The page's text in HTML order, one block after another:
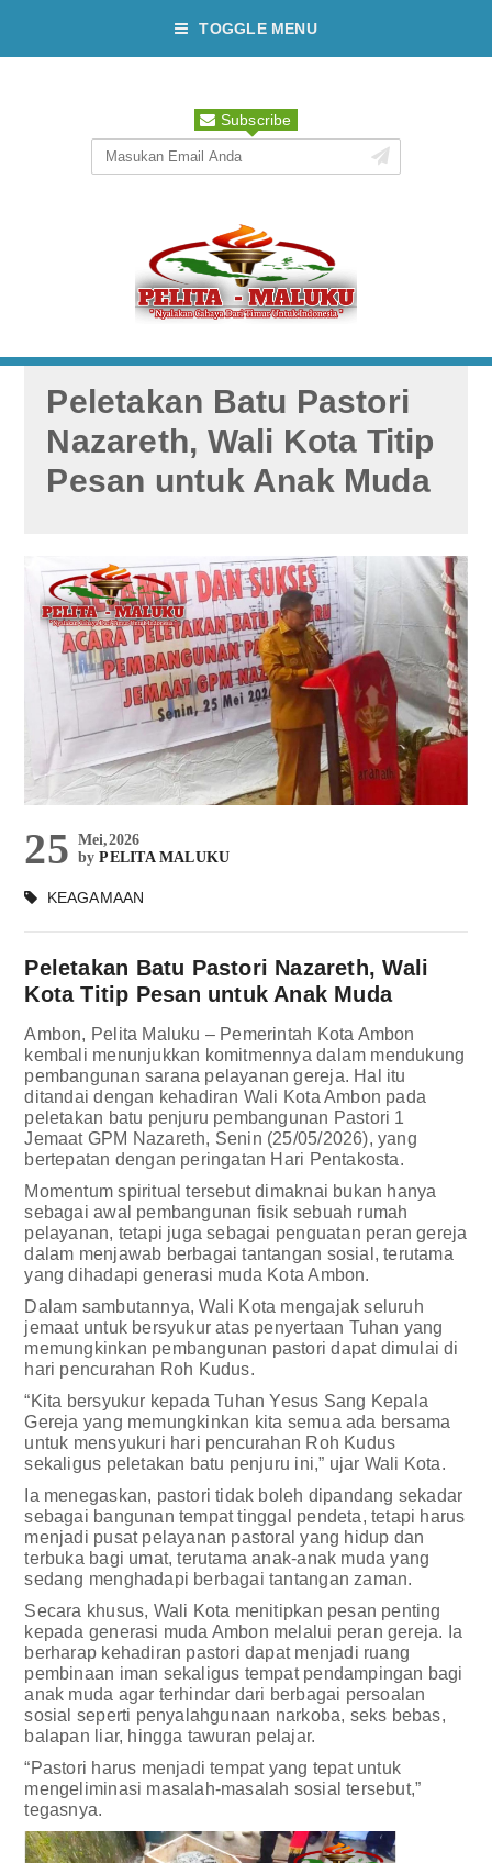
TOGGLE MENU
Subscribe
Peletakan Batu Pastori
Nazareth, Wali Kota Titip
Pesan untuk Anak Muda
25 Mei,2026
byPELITA MALUKU
KEAGAMAAN
Peletakan Batu Pastori Nazareth, Wali
Kota Titip Pesan untuk Anak Muda
Ambon, Pelita Maluku – Pemerintah Kota Ambon
kembali menunjukkan komitmennya dalam mendukung
pembangunan sarana pelayanan gereja. Hal itu
ditandai dengan kehadiran Wali Kota Ambon pada
peletakan batu penjuru pembangunan Pastori 1
Jemaat GPM Nazareth, Senin (25/05/2026), yang
bertepatan dengan peringatan Hari Pentakosta.
Momentum spiritual tersebut dimaknai bukan hanya
sebagai awal pembangunan fisik sebuah rumah
pelayanan, tetapi juga sebagai penguatan peran gereja
dalam menjawab berbagai tantangan sosial, terutama
yang dihadapi generasi muda Kota Ambon.
Dalam sambutannya, Wali Kota mengajak seluruh
jemaat untuk bersyukur atas penyertaan Tuhan yang
memungkinkan pembangunan pastori dapat dimulai di
hari pencurahan Roh Kudus.
“Kita bersyukur kepada Tuhan Yesus Sang Kepala
Gereja yang memungkinkan kita semua ada bersama
untuk mensyukuri hari pencurahan Roh Kudus
sekaligus peletakan batu penjuru ini,” ujar Wali Kota.
Ia menegaskan, pastori tidak boleh dipandang sekadar
sebagai bangunan tempat tinggal pendeta, tetapi harus
menjadi pusat pelayanan pastoral yang hidup dan
terbuka bagi umat, terutama anak-anak muda yang
sedang menghadapi berbagai tantangan zaman.
Secara khusus, Wali Kota menitipkan pesan penting
kepada generasi muda Ambon melalui peran gereja. Ia
berharap kehadiran pastori dapat menjadi ruang
pembinaan iman sekaligus tempat pendampingan bagi
anak muda agar terhindar dari berbagai persoalan
sosial seperti penyalahgunaan narkoba, seks bebas,
balapan liar, hingga tawuran pelajar.
“Pastori harus menjadi tempat yang tepat untuk
mengeliminasi masalah-masalah sosial tersebut,”
tegasnya.